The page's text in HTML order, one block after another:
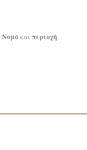
Νομό και περιοχή.